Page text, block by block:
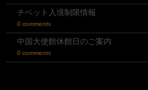
チベット入境制限情報
0 comments
中国大使館休館日のご案内
0 comments